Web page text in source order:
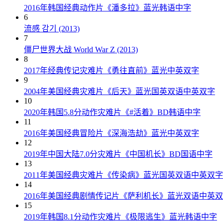
2016年韩国经典动作片《潘多拉》蓝光韩语中字
6
流感 감기 (2013)
7
僵尸世界大战 World War Z (2013)
8
2017年经典传记灾难片《勇往直前》蓝光中英双字
9
2004年美国经典灾难片《后天》蓝光国英双语中英双字
10
2020年韩国5.8分动作灾难片《#活着》BD韩语中字
11
2016年美国经典冒险片《深海浩劫》蓝光中英双字
12
2019年中国大陆7.0分灾难片《中国机长》BD国语中字
13
2011年美国经典灾难片《传染病》蓝光国英双语中英双字
14
2016年美国经典剧情传记片《萨利机长》蓝光双语中英
15
2019年韩国8.1分动作灾难片《极限逃生》蓝光韩语中字